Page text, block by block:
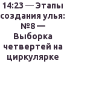
14:23 —Этапы
создания улья:
№8 —
Выборка
четвертей на
циркулярке